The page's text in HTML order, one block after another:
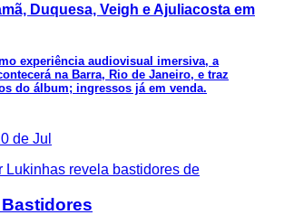
Duquesa, Veigh e Ajuliacosta em
experiência audiovisual imersiva, a
na Barra, Rio de Janeiro, e traz
do álbum; ingressos já em venda.
de Jul